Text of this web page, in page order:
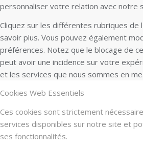
personnaliser votre relation avec notre
Cliquez sur les différentes rubriques de
savoir plus. Vous pouvez également
préférences. Notez que le blocage de
peut avoir une incidence sur votre
et les services que nous sommes en
Cookies Web Essentiels
Ces cookies sont strictement
services disponibles sur notre site et
ses fonctionnalités.